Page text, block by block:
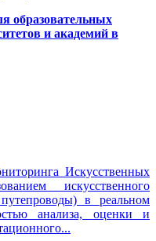
образовательных
и академий в
Искусственных
искусственного
в реальном
анализа, оценки и